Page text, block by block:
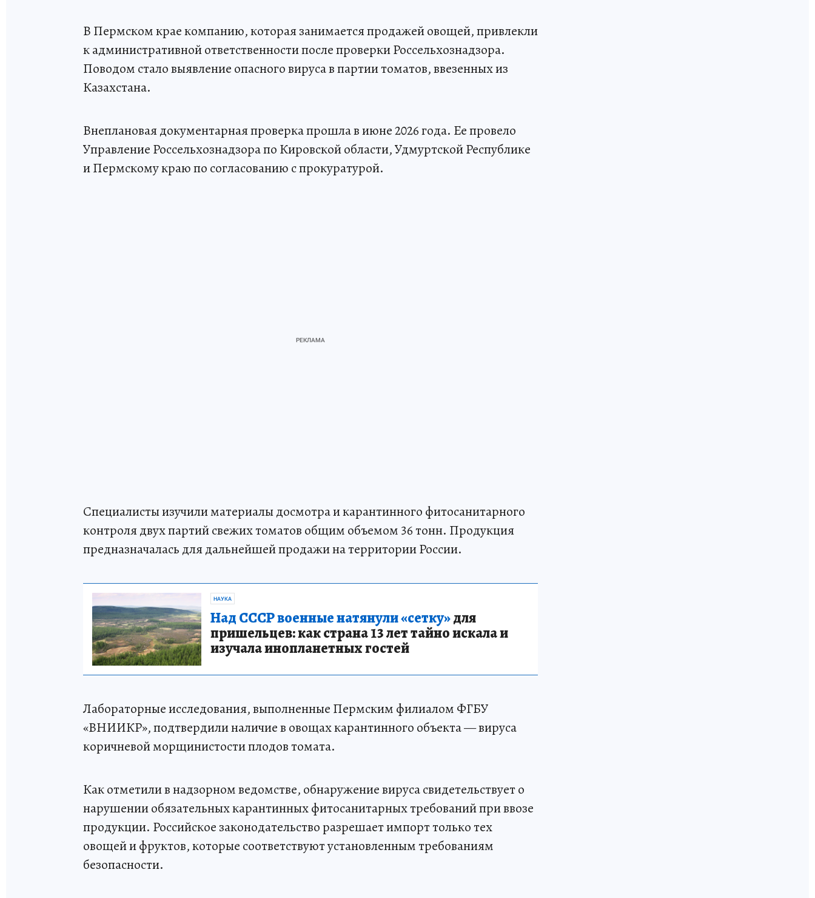
В Пермском крае компанию, которая занимается продажей овощей, привлекли
к административной ответственности после проверки Россельхознадзора.
Поводом стало выявление опасного вируса в партии томатов, ввезенных из
Казахстана.
Внеплановая документарная проверка прошла в июне 2026 года. Ее провело
Управление Россельхознадзора по Кировской области, Удмуртской Республике
и Пермскому краю по согласованию с прокуратурой.
Специалисты изучили материалы досмотра и карантинного фитосанитарного
контроля двух партий свежих томатов общим объемом 36 тонн. Продукция
предназначалась для дальнейшей продажи на территории России.
НАУКА
Над СССР военные натянули «сетку»для
пришельцев: как страна 13 лет тайно искала и
изучала инопланетных гостей
Лабораторные исследования, выполненные Пермским филиалом ФГБУ
«ВНИИКР», подтвердили наличие в овощах карантинного объекта — вируса
коричневой морщинистости плодов томата.
Как отметили в надзорном ведомстве, обнаружение вируса свидетельствует о
нарушении обязательных карантинных фитосанитарных требований при ввозе
продукции. Российское законодательство разрешает импорт только тех
овощей и фруктов, которые соответствуют установленным требованиям
безопасности.